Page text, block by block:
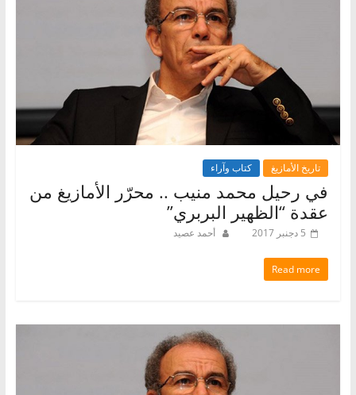
تاريخ الأمازيغ كتاب وآراء
في رحيل محمد منيب .. محرّر الأمازيغ من
عقدة “الظهير البربري”
5 دجنبر 2017 أحمد عصيد
Read more